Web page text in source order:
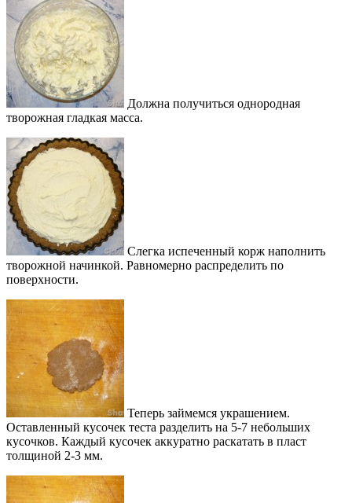
Должна получиться однородная
творожная гладкая масса.
Слегка испеченный корж наполнить
творожной начинкой. Равномерно распределить по
поверхности.
Теперь займемся украшением.
Оставленный кусочек теста разделить на 5-7 небольших
кусочков. Каждый кусочек аккуратно раскатать в пласт
толщиной 2-3 мм.